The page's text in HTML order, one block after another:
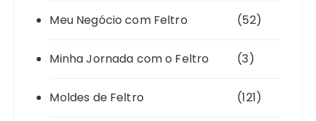
Meu Negócio com Feltro (52)
Minha Jornada com o Feltro (3)
Moldes de Feltro (121)